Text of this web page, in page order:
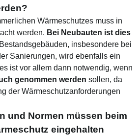
Wärmeschutzes muss in
werden. Bei Neubauten ist dies
insbesondere bei
Sanierungen, wird ebenfalls ein
ist vor allem dann notwendig, wenn
genommen werden sollen, da
der Wärmeschutzanforderungen
und Normen müssen beim
eingehalten